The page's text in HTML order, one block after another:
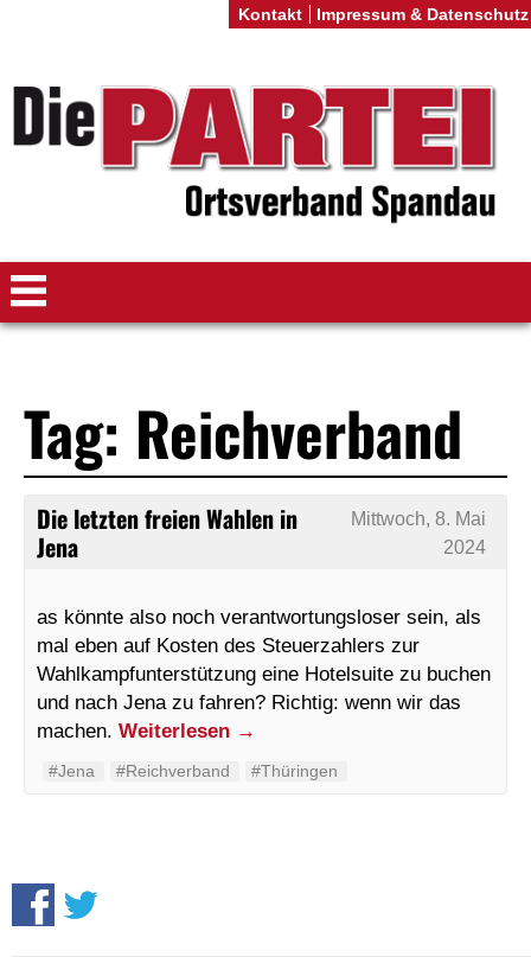
Tag: Reichverband
Die letzten freien Wahlen in
Jena
Mittwoch, 8. Mai
2024
as könnte also noch verantwortungsloser sein, als
mal eben auf Kosten des Steuerzahlers zur
Wahlkampfunterstützung eine Hotelsuite zu buchen
und nach Jena zu fahren? Richtig: wenn wir das
machen. Weiterlesen →
#Jena #Reichverband #Thüringen
Kontakt Impressum & Datenschutz